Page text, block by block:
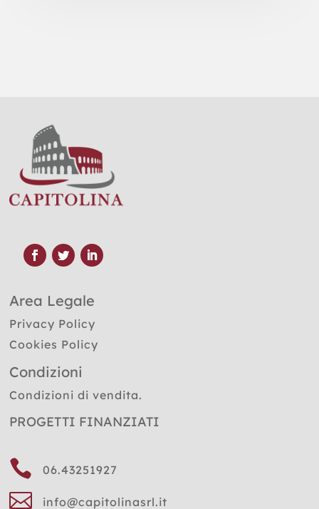
Area Legale
Privacy Policy
Cookies Policy
Condizioni
Condizioni di vendita.
PROGETTI FINANZIATI
 06.43251927
 info@capitolinasrl.it